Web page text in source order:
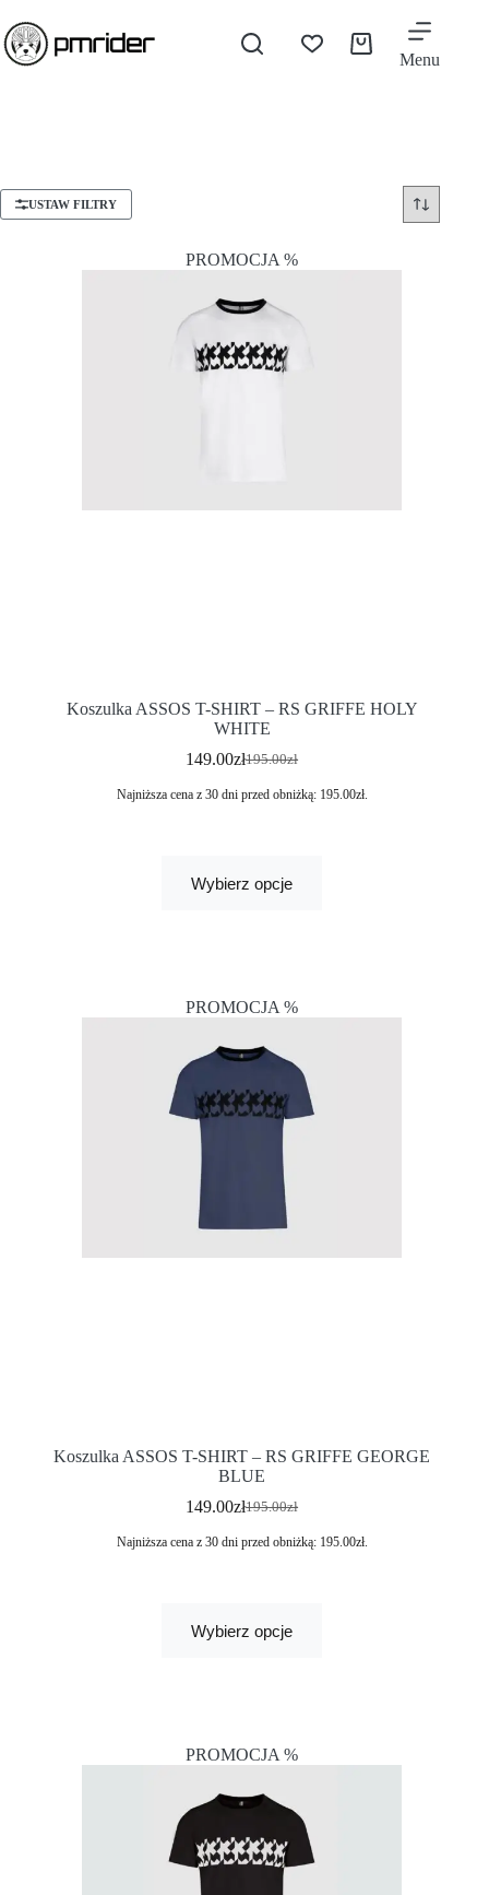
Menu
USTAW FILTRY
PROMOCJA %
Koszulka ASSOS T-SHIRT – RS GRIFFE HOLY
WHITE
195.00zł
149.00zł
Najniższa cena z 30 dni przed obniżką: 195.00zł.
Wybierz opcje
PROMOCJA %
Koszulka ASSOS T-SHIRT – RS GRIFFE GEORGE
BLUE
195.00zł
149.00zł
Najniższa cena z 30 dni przed obniżką: 195.00zł.
Wybierz opcje
PROMOCJA %